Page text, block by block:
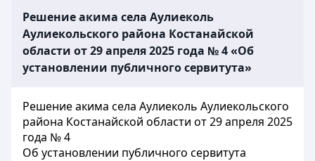
Решение акима села Аулиеколь
Аулиекольского района Костанайской
области от 29 апреля 2025 года № 4 «Об
установлении публичного сервитута»
Решение акима села Аулиеколь Аулиекольского
района Костанайской области от 29 апреля 2025
года № 4
Об установлении публичного сервитута